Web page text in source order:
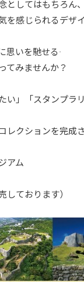
してはもちろん
感じられるデザ
いを馳せる――
てみませんか？
」「スタンプラ
クションを完成
アム
ております）